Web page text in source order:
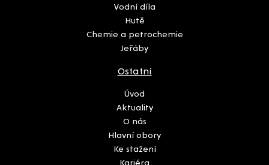
Vodní díla
Hutě
Chemie a petrochemie
Jeřáby
Ostatní
Úvod
Aktuality
O nás
Hlavní obory
Ke stažení
Kariéra